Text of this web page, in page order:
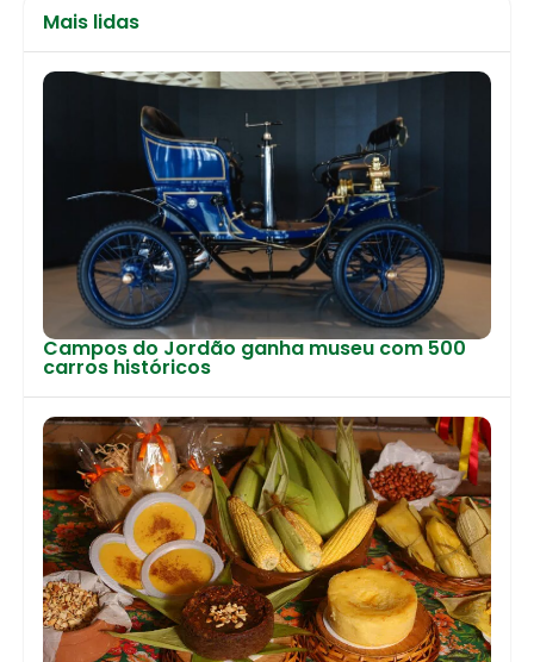
Mais lidas
Campos do Jordão ganha museu com 500
carros históricos